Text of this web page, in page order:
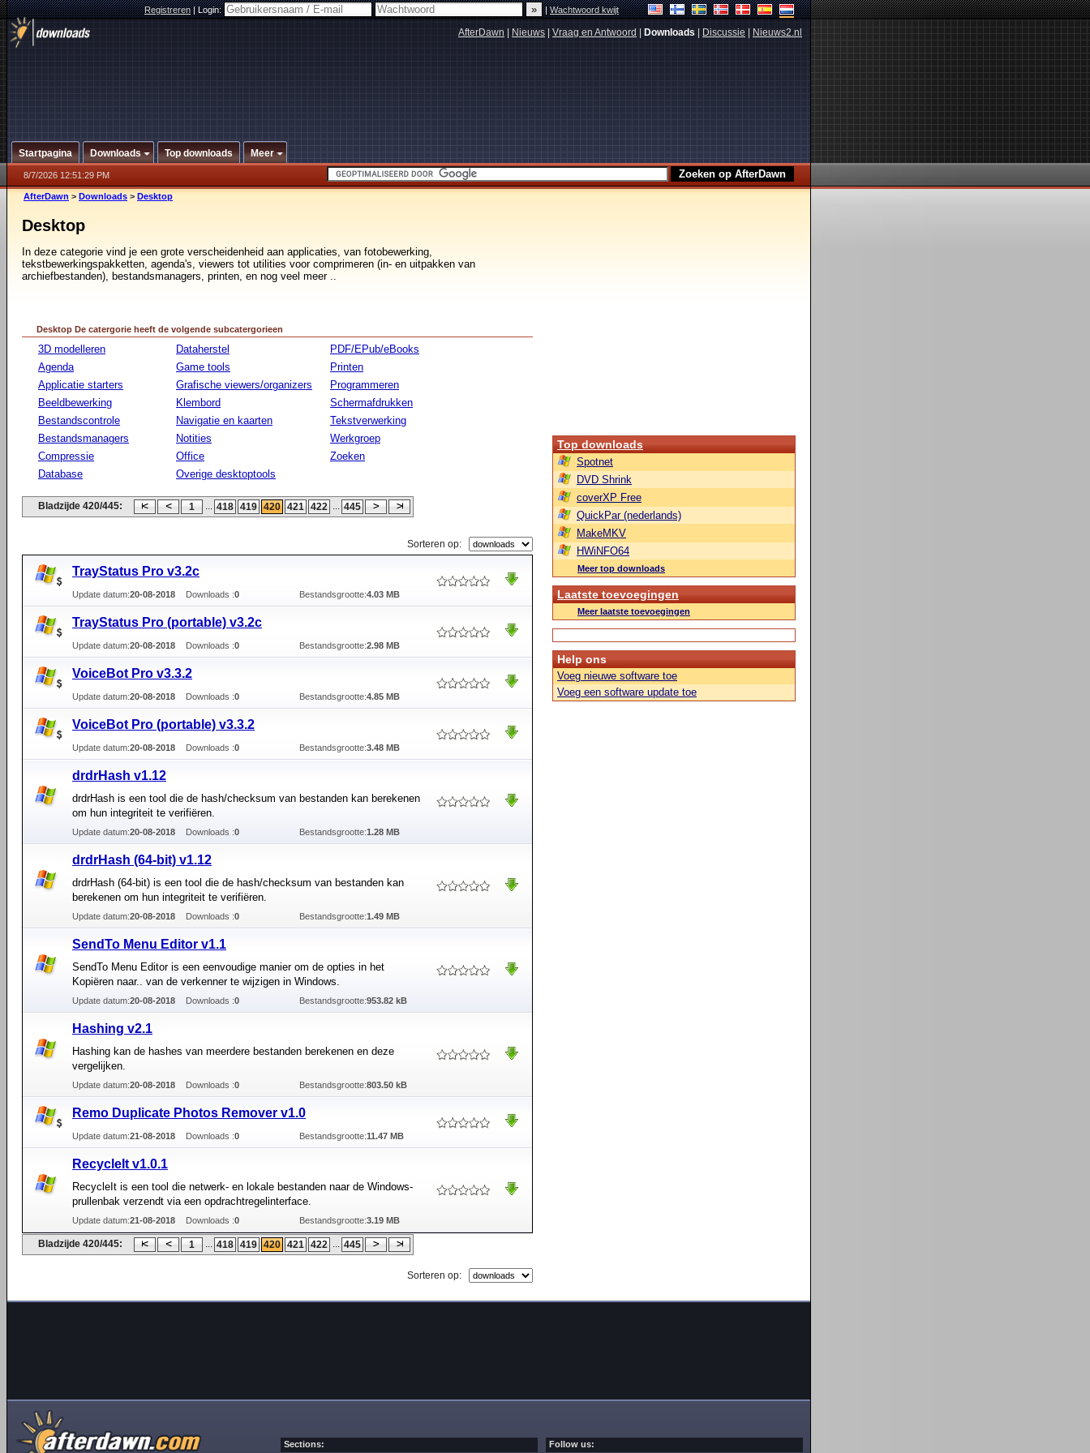
Registreren|Login: |Wachtwoord kwijt
AfterDawn Nieuws Vraag en Antwoord Downloads Discussie Nieuws2.nl
Startpagina Downloads Top downloads Meer
8/7/2026 12:51:29 PM
AfterDawn > Downloads > Desktop
Desktop
In deze categorie vind je een grote verscheidenheid aan applicaties, van fotobewerking,
tekstbewerkingspakketten, agenda's, viewers tot utilities voor comprimeren (in- en uitpakken van
archiefbestanden), bestandsmanagers, printen, en nog veel meer ..
Desktop De catergorie heeft de volgende subcatergorieen
3D modelleren
Agenda
Applicatie starters
Beeldbewerking
Bestandscontrole
Bestandsmanagers
Compressie
Database
Dataherstel
Game tools
Grafische viewers/organizers
Klembord
Navigatie en kaarten
Notities
Office
Overige desktoptools
PDF/EPub/eBooks
Printen
Programmeren
Schermafdrukken
Tekstverwerking
Werkgroep
Zoeken
Bladzijde 420/445: 1 ... 418 419 420 421 422 ... 445
Sorteren op:
TrayStatus Pro v3.2c
Update datum:20-08-2018 Downloads :0 Bestandsgrootte:4.03 MB
TrayStatus Pro (portable) v3.2c
Update datum:20-08-2018 Downloads :0 Bestandsgrootte:2.98 MB
VoiceBot Pro v3.3.2
Update datum:20-08-2018 Downloads :0 Bestandsgrootte:4.85 MB
VoiceBot Pro (portable) v3.3.2
Update datum:20-08-2018 Downloads :0 Bestandsgrootte:3.48 MB
drdrHash v1.12
drdrHash is een tool die de hash/checksum van bestanden kan berekenen
om hun integriteit te verifiëren.
Update datum:20-08-2018 Downloads :0 Bestandsgrootte:1.28 MB
drdrHash (64-bit) v1.12
drdrHash (64-bit) is een tool die de hash/checksum van bestanden kan
berekenen om hun integriteit te verifiëren.
Update datum:20-08-2018 Downloads :0 Bestandsgrootte:1.49 MB
SendTo Menu Editor v1.1
SendTo Menu Editor is een eenvoudige manier om de opties in het
Kopiëren naar.. van de verkenner te wijzigen in Windows.
Update datum:20-08-2018 Downloads :0 Bestandsgrootte:953.82 kB
Hashing v2.1
Hashing kan de hashes van meerdere bestanden berekenen en deze
vergelijken.
Update datum:20-08-2018 Downloads :0 Bestandsgrootte:803.50 kB
Remo Duplicate Photos Remover v1.0
Update datum:21-08-2018 Downloads :0 Bestandsgrootte:11.47 MB
RecycleIt v1.0.1
RecycleIt is een tool die netwerk- en lokale bestanden naar de Windows-
prullenbak verzendt via een opdrachtregelinterface.
Update datum:21-08-2018 Downloads :0 Bestandsgrootte:3.19 MB
Bladzijde 420/445: 1 ... 418 419 420 421 422 ... 445
Sorteren op:
Top downloads
Spotnet
DVD Shrink
coverXP Free
QuickPar (nederlands)
MakeMKV
HWiNFO64
Meer top downloads
Laatste toevoegingen
Meer laatste toevoegingen
Help ons
Voeg nieuwe software toe
Voeg een software update toe
Sections: Follow us: